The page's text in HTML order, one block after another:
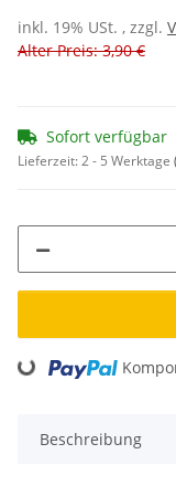
inkl. 19% USt. , zzgl.
Alter Preis: 3,90 €
Sofort verfügbar
Lieferzeit:2 - 5 Werktage
Loading...
Beschreibung